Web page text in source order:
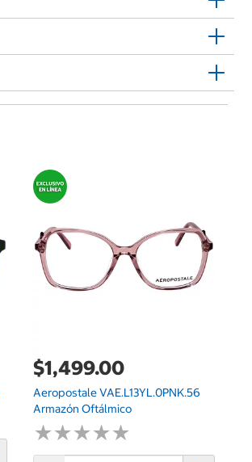
$1,499.00
Aeropostale VAE.L13YL.0PNK.56
Armazón Oftálmico
★★★★★
★★★★★